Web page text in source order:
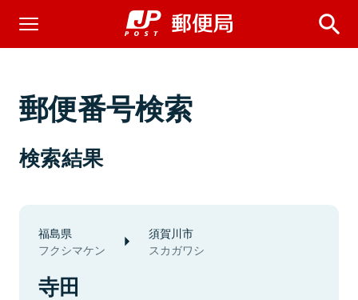
郵便番号検索
検索結果
福島県
フクシマケン
須賀川市
スカガワシ
寺田